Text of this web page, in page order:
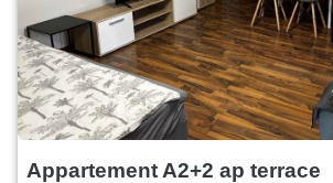
Appartement A2+2 ap terrace